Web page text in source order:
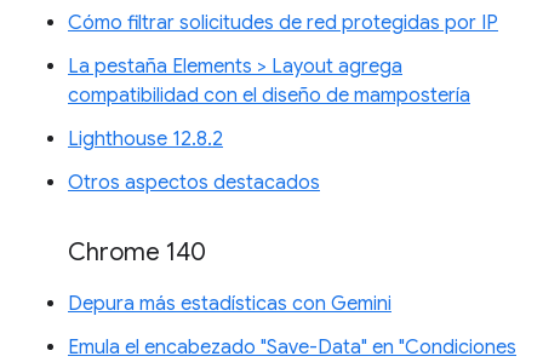
Cómo filtrar solicitudes de red protegidas por IP
La pestaña Elements > Layout agrega
compatibilidad con el diseño de mampostería
Lighthouse 12.8.2
Otros aspectos destacados
Chrome 140
Depura más estadísticas con Gemini
Emula el encabezado "Save-Data" en "Condiciones